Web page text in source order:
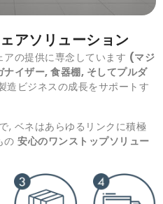
アソリューション
の提供に専念しています (マジ
イザー, 食器棚, そしてプルダ
造ビジネスの成長をサポートす
, ベネはあらゆるリンクに積極
の 安心のワンストップソリュー